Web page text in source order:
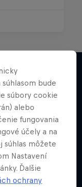
bude
súbory cookie
alebo
fungovania
účely a na
súhlas môžete
Nastavení
Ďalšie
ochrany